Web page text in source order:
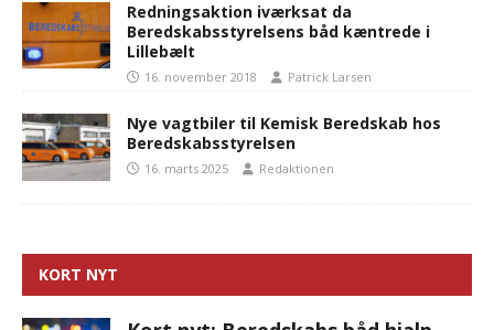
Redningsaktion iværksat da
Beredskabsstyrelsens båd kæntrede i
Lillebælt
16. november 2018 Patrick Larsen
Nye vagtbiler til Kemisk Beredskab hos
Beredskabsstyrelsen
16. marts 2025 Redaktionen
KORT NYT